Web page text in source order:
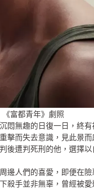
《富都青年》劇照
悶無趣的日復一日，終
擊而失去意識，見此景
遭判死刑的他，選擇
邊人們的喜愛，即便在
殺手並非無辜，曾經被